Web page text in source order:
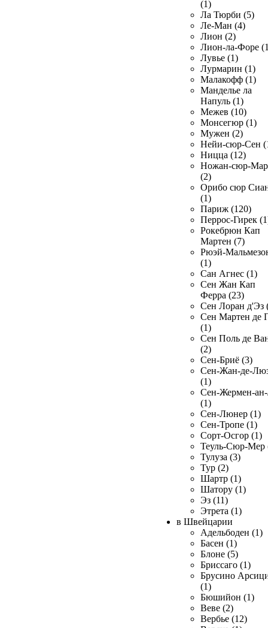
(1)
Ла Тюрби (5)
Ле-Ман (4)
Лион (2)
Лион-ла-Форе
Лувье (1)
Лурмарин (1)
Малакофф (1)
Манделье ла
Напуль (1)
Межев (10)
Монсегюр (1)
Мужен (2)
Нейи-сюр-Сен
Ницца (12)
Ножан-сюр-
(2)
Орибо сюр
(1)
Париж (120)
Перрос-Гирек
Рокебрюн Кап
Мартен (7)
Рюэй-
(1)
Сан Агнес (1)
Сен Жан Кап
Ферра (23)
Сен Лоран д'Эз
Сен Мартен де
(1)
Сен Поль де
(2)
Сен-Бриё (3)
Сен-Жан-де-
(1)
Сен-Жермен-
(1)
Сен-Люнер (1)
Сен-Тропе (1)
Сорт-Осгор (1)
Теуль-Сюр-Мер
Тулуза (3)
Тур (2)
Шартр (1)
Шатору (1)
Эз (11)
Этрета (1)
в Швейцарии
Адельбоден (1)
Басен (1)
Блоне (5)
Бриссаго (1)
Брусино
(1)
Бюшийон (1)
Веве (2)
Вербье (12)